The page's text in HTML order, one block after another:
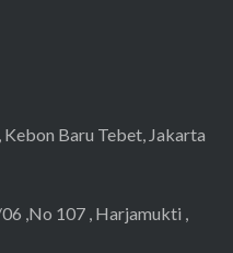
Baru Tebet, Jakarta
,No 107 , Harjamukti ,